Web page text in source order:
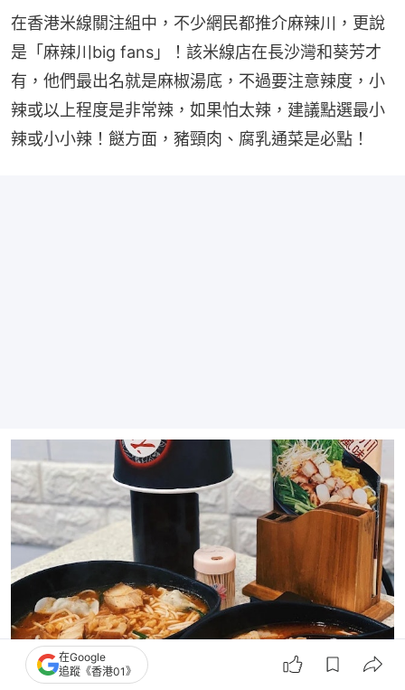
在香港米線關注組中，不少網民都推介麻辣川，更說
是「麻辣川big fans」！該米線店在長沙灣和葵芳才
有，他們最出名就是麻椒湯底，不過要注意辣度，小
辣或以上程度是非常辣，如果怕太辣，建議點選最小
辣或小小辣！餸方面，豬頸肉、腐乳通菜是必點！
在Google
追蹤《香港01》